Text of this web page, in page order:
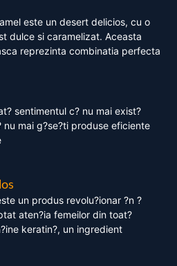
este un desert delicios, cu o
dulce si caramelizat. Aceasta
reprezinta combinatia perfecta
sentimentul c? nu mai exist?
nu mai g?se?ti produse eficiente
un produs revolu?ionar ?n ?
aten?ia femeilor din toat?
keratin?, un ingredient